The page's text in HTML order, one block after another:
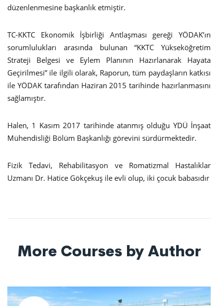
düzenlenmesine başkanlık etmiştir.
TC-KKTC Ekonomik İşbirliği Antlaşması gereği YÖDAK’ın
sorumlulukları arasında bulunan “KKTC Yükseköğretim
Strateji Belgesi ve Eylem Planının Hazırlanarak Hayata
Geçirilmesi” ile ilgili olarak, Raporun, tüm paydaşların katkısı
ile YÖDAK tarafından Haziran 2015 tarihinde hazırlanmasını
sağlamıştır.
Halen, 1 Kasım 2017 tarihinde atanmış olduğu YDÜ İnşaat
Mühendisliği Bölüm Başkanlığı görevini sürdürmektedir.
Fizik Tedavi, Rehabilitasyon ve Romatizmal Hastalıklar
Uzmanı Dr. Hatice Gökçekuş ile evli olup, iki çocuk babasıdır
More Courses by Author